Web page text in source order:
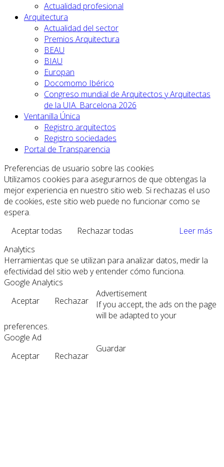
Actualidad profesional
Arquitectura
Actualidad del sector
Premios Arquitectura
BEAU
BIAU
Europan
Docomomo Ibérico
Congreso mundial de Arquitectos y Arquitectas
de la UIA. Barcelona 2026
Ventanilla Única
Registro arquitectos
Registro sociedades
Portal de Transparencia
Preferencias de usuario sobre las cookies
Utilizamos cookies para asegurarnos de que obtengas la
mejor experiencia en nuestro sitio web. Si rechazas el uso
de cookies, este sitio web puede no funcionar como se
espera.
Aceptar todas
Rechazar todas
Leer más
Analytics
Herramientas que se utilizan para analizar datos, medir la
efectividad del sitio web y entender cómo funciona.
Google Analytics
Aceptar
Rechazar
Advertisement
If you accept, the ads on the page
will be adapted to your
preferences.
Google Ad
Aceptar
Rechazar
Guardar